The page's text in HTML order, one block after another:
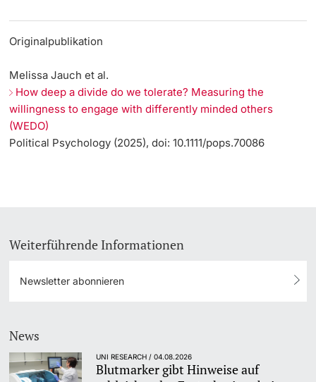
Originalpublikation
Melissa Jauch et al.
How deep a divide do we tolerate? Measuring the
willingness to engage with differently minded others
(WEDO)
Political Psychology (2025), doi: 10.1111/pops.70086
Weiterführende Informationen
Newsletter abonnieren
News
UNI RESEARCH / 04.08.2026
Blutmarker gibt Hinweise auf